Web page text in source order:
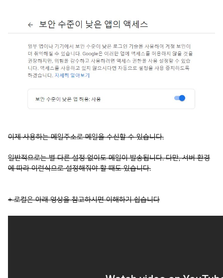
이제 사용하는 메일주소로 메일을 수신할 수 있습니다.
일반적으로는 별 다른 설정 없이도 메일이 발송됩니다. 다만, 서버 환경
에 따라 이런식으로 설정해줘야 할 때도 있습니다.
+ 로컬은 아래 영상을 참고하시면 이해하기 쉽습니다